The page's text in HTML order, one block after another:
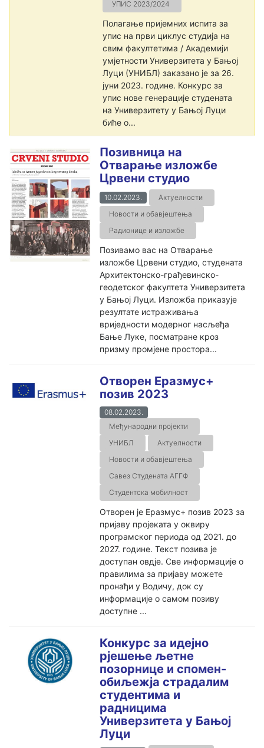
УПИС 2023/2024
Полагање пријемних испита за
упис на први циклус студија на
свим факултетима / Академији
умјетности Универзитета у Бањој
Луци (УНИБЛ) заказано је за 26.
јуни 2023. године. Конкурс за
упис нове генерације студената
на Универзитету у Бањој Луци
биће о...
Позивница на
Отварање изложбе
Црвени студио
10.02.2023.
Актуелности
Новости и обавјештења
Радионице и изложбе
Позивамо вас на Отварање
изложбе Црвени студио, студената
Архитектонско-грађевинско-
геодетског факултета Универзитета
у Бањој Луци. Изложба приказује
резултате истраживања
вриједности модерног насљеђа
Бање Луке, посматране кроз
призму промјене простора...
Отворен Еразмус+
позив 2023
08.02.2023.
Међународни пројекти
УНИБЛ
Актуелности
Новости и обавјештења
Савез Студената АГГФ
Студентска мобилност
Отворен је Еразмус+ позив 2023 за
пријаву пројеката у оквиру
програмског периода од 2021. до
2027. године. Текст позива је
доступан овдје. Све информације о
правилима за пријаву можете
пронађи у Водичу, док су
информације о самом позиву
доступне ...
Конкурс за идејно
рјешење љетне
позорнице и спомен-
обиљежјa страдалим
студентима и
радницима
Универзитета у Бањој
Луци